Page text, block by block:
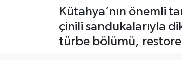
Kütahya’nın önemli
çinili sandukalarıyla
türbe bölümü, restore
Ekonomi
Son Dakika Haberleri
Haber Arşivi